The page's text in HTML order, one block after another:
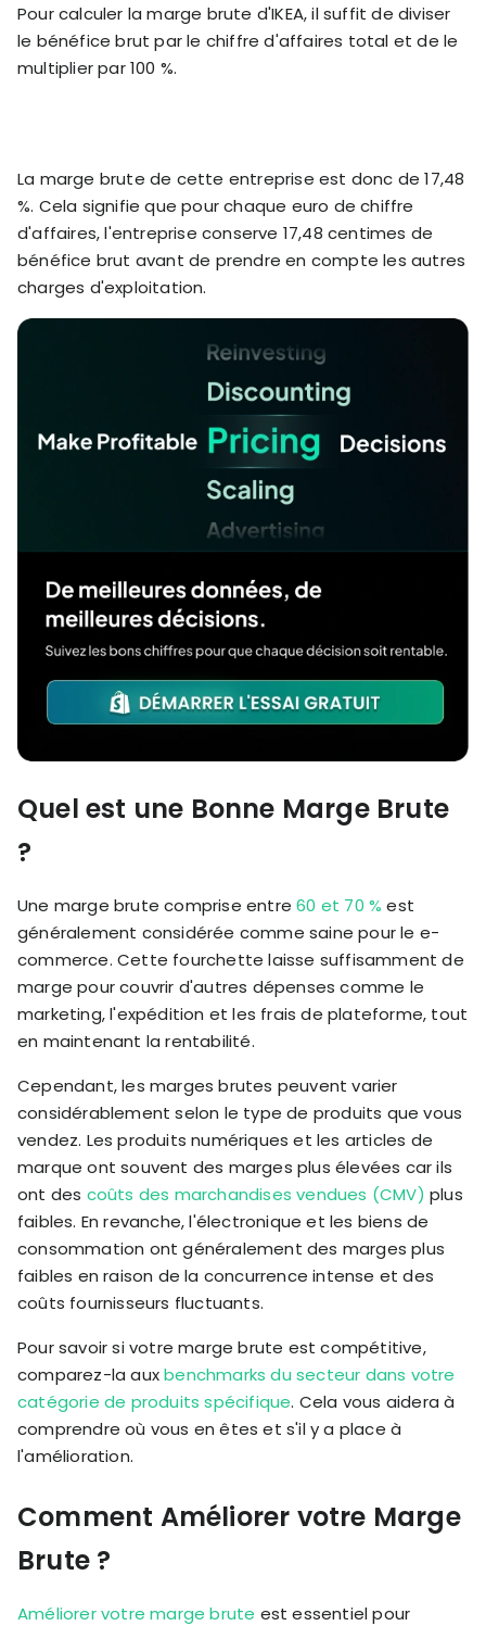
Pour calculer la marge brute d'IKEA, il suffit de diviser
le bénéfice brut par le chiffre d'affaires total et de le
multiplier par 100 %.
La marge brute de cette entreprise est donc de 17,48
%. Cela signifie que pour chaque euro de chiffre
d'affaires, l'entreprise conserve 17,48 centimes de
bénéfice brut avant de prendre en compte les autres
charges d'exploitation.
Quel est une Bonne Marge Brute
?
Une marge brute comprise entre60 et 70 % est
généralement considérée comme saine pour le e-
commerce. Cette fourchette laisse suffisamment de
marge pour couvrir d'autres dépenses comme le
marketing, l'expédition et les frais de plateforme, tout
en maintenant la rentabilité.
Cependant, les marges brutes peuvent varier
considérablement selon le type de produits que vous
vendez. Les produits numériques et les articles de
marque ont souvent des marges plus élevées car ils
ont des coûts des marchandises vendues (CMV) plus
faibles. En revanche, l'électronique et les biens de
consommation ont généralement des marges plus
faibles en raison de la concurrence intense et des
coûts fournisseurs fluctuants.
Pour savoir si votre marge brute est compétitive,
comparez-la auxbenchmarks du secteur dans votre
catégorie de produits spécifique. Cela vous aidera à
comprendre où vous en êtes et s'il y a place à
l'amélioration.
Comment Améliorer votre Marge
Brute ?
Améliorer votre marge brute est essentiel pour